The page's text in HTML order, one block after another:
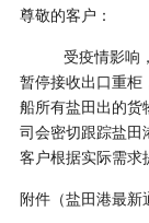
尊敬的客户：
受疫情影响，
暂停接收出口重柜
船所有盐田出的货
司会密切跟踪盐田
客户根据实际需求
附件（盐田港最新